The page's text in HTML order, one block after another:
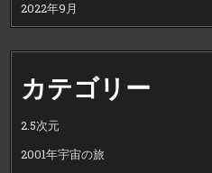
2022年9月
カテゴリー
2.5次元
2001年宇宙の旅